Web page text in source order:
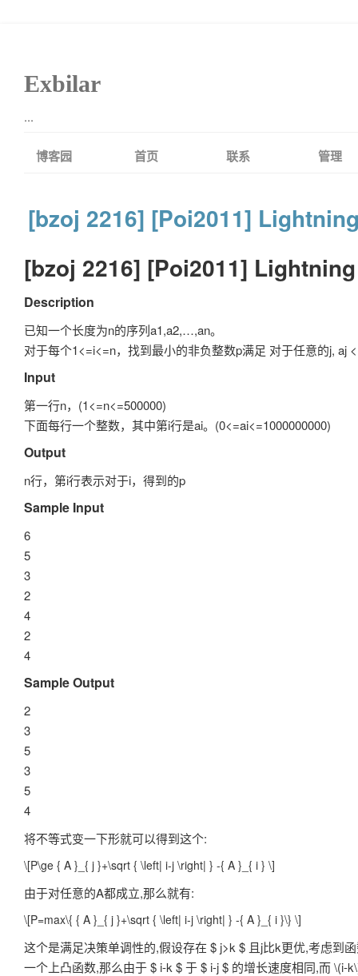
Exbilar
...
博客园 首页 联系 管理
[bzoj 2216] [Poi2011]
[bzoj 2216] [Poi2011]
Description
已知一个长度为n的序列a1,a2,…,an。
对于每个1<=i<=n，找到最小的非负整数p满足 对于任意的j, aj
Input
第一行n，(1<=n<=500000)
下面每行一个整数，其中第i行是ai。(0<=ai<=1000000000)
Output
n行，第i行表示对于i，得到的p
Sample Input
6
5
3
2
4
2
4
Sample Output
2
3
5
3
5
4
将不等式变一下形就可以得到这个:
\[P\ge { A }_{ j }+\sqrt { \left| i-j \right| } -{ A }_{ i } \]
由于对任意的A都成立,那么就有:
\[P=max\{ { A }_{ j }+\sqrt { \left| i-j \right| } -{ A }_{ i }\} \]
这个是满足决策单调性的,假设存在 $ j>k $ 且j比k更优,考虑到
一个上凸函数,那么由于 $ i-k $ 于 $ i-j $ 的增长速度相同,而\(i-